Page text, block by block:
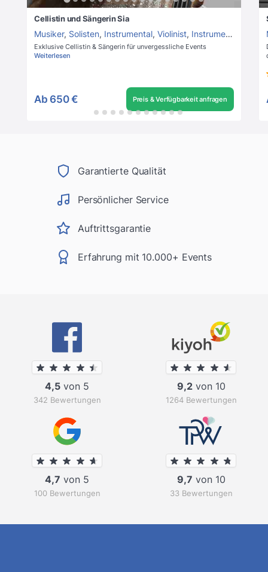
Cellistin und Sängerin Sia
Musiker, Solisten, Instrumental, Violinist, Instrumentalmusik
Exklusive Cellistin & Sängerin für unvergessliche Events
Weiterlesen
Ab 650 € Preis & Verfügbarkeit anfragen
Garantierte Qualität
Persönlicher Service
Auftrittsgarantie
Erfahrung mit 10.000+ Events
4,5 von 5
342 Bewertungen
9,2von 10
1264 Bewertungen
4,7 von 5
100 Bewertungen
9,7 von 10
33 Bewertungen